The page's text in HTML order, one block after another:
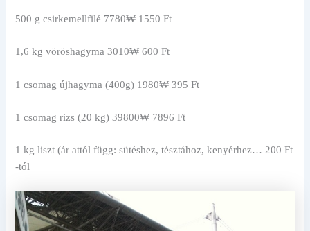
500 g csirkemellfilé 7780₩ 1550 Ft
1,6 kg vöröshagyma 3010₩ 600 Ft
1 csomag újhagyma (400g) 1980₩ 395 Ft
1 csomag rizs (20 kg) 39800₩ 7896 Ft
1 kg liszt (ár attól függ: sütéshez, tésztához, kenyérhez… 200 Ft
-tól